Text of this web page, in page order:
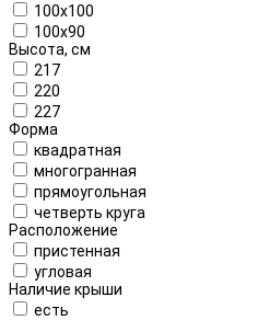
100x100
100x90
Высота, см
217
220
227
Форма
квадратная
многогранная
прямоугольная
четверть круга
Расположение
пристенная
угловая
Наличие крыши
есть